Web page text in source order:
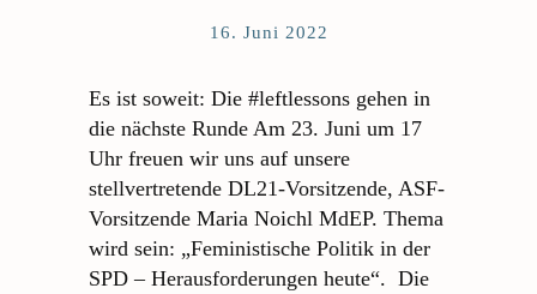
16. Juni 2022
Es ist soweit: Die #leftlessons gehen in
die nächste Runde Am 23. Juni um 17
Uhr freuen wir uns auf unsere
stellvertretende DL21-Vorsitzende, ASF-
Vorsitzende Maria Noichl MdEP. Thema
wird sein: „Feministische Politik in der
SPD – Herausforderungen heute“. Die